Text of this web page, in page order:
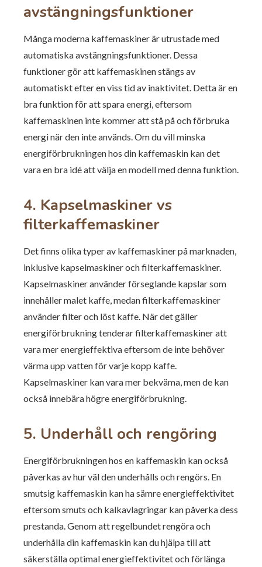
avstängningsfunktioner
Många moderna kaffemaskiner är utrustade med
automatiska avstängningsfunktioner. Dessa
funktioner gör att kaffemaskinen stängs av
automatiskt efter en viss tid av inaktivitet. Detta är en
bra funktion för att spara energi, eftersom
kaffemaskinen inte kommer att stå på och förbruka
energi när den inte används. Om du vill minska
energiförbrukningen hos din kaffemaskin kan det
vara en bra idé att välja en modell med denna funktion.
4. Kapselmaskiner vs
filterkaffemaskiner
Det finns olika typer av kaffemaskiner på marknaden,
inklusive kapselmaskiner och filterkaffemaskiner.
Kapselmaskiner använder förseglande kapslar som
innehåller malet kaffe, medan filterkaffemaskiner
använder filter och löst kaffe. När det gäller
energiförbrukning tenderar filterkaffemaskiner att
vara mer energieffektiva eftersom de inte behöver
värma upp vatten för varje kopp kaffe.
Kapselmaskiner kan vara mer bekväma, men de kan
också innebära högre energiförbrukning.
5. Underhåll och rengöring
Energiförbrukningen hos en kaffemaskin kan också
påverkas av hur väl den underhålls och rengörs. En
smutsig kaffemaskin kan ha sämre energieffektivitet
eftersom smuts och kalkavlagringar kan påverka dess
prestanda. Genom att regelbundet rengöra och
underhålla din kaffemaskin kan du hjälpa till att
säkerställa optimal energieffektivitet och förlänga